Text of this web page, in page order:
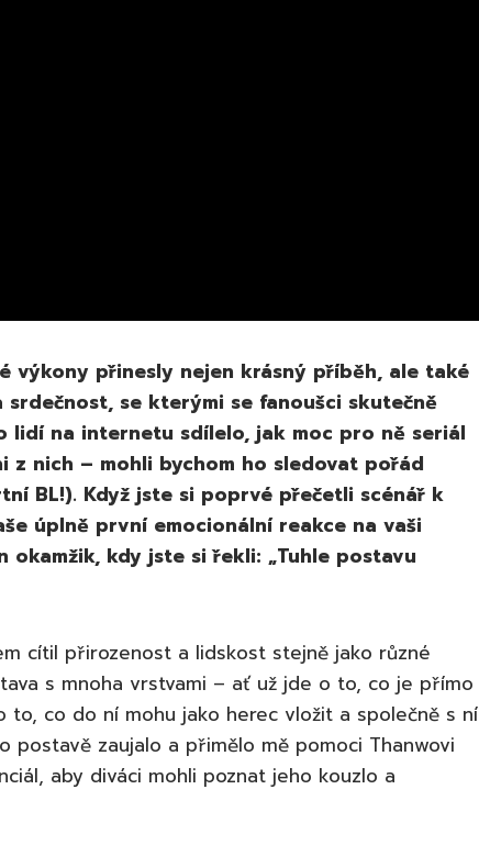
výkony přinesly nejen krásný příběh, ale také
se kterými se fanoušci skutečně
lidí na internetu sdílelo, jak moc pro ně seriál
z nich – mohli bychom ho sledovat pořád
BL!). Když jste si poprvé přečetli scénář k
úplně první emocionální reakce na vaši
kdy jste si řekli: „Tuhle postavu
cítil přirozenost a lidskost stejně jako různé
s mnoha vrstvami – ať už jde o to, co je přímo
to, co do ní mohu jako herec vložit a společně s ní
postavě zaujalo a přimělo mě pomoci Thanwovi
aby diváci mohli poznat jeho kouzlo a